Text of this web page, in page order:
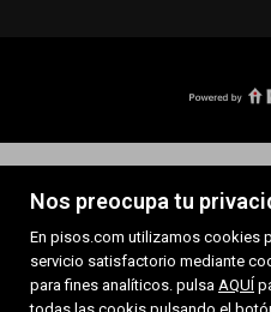
Nos preocupa tu
En pisos.com utilizamos cookies
servicio satisfactorio mediante
para fines analíticos. pulsa AQUÍ